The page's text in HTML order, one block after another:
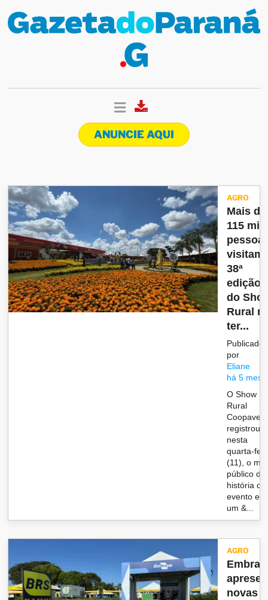
ANUNCIE AQUI
AGRO
Mais de
115 mil
visitam
38ª
edição
do
Rural
ter...
Publicado
por
Eliane
há 5
O Show
Rural
Coopavel
registrou,
nesta
quarta-
(11), o
público da
história do
evento em
um &...
AGRO
novas